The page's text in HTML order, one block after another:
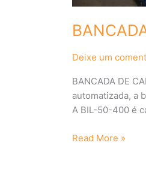
Deixe um
BANCADA DE
automatizada, a
A BIL-50-400 é
Read More »